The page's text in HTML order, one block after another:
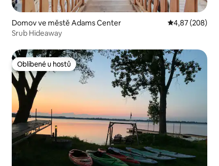
Domov ve městě Adams Center Průměrné
4,87 (208)
Srub Hideaway
Oblíbené u hostů
Oblíbené u hostů